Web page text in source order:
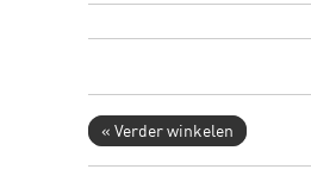
« Verder winkelen